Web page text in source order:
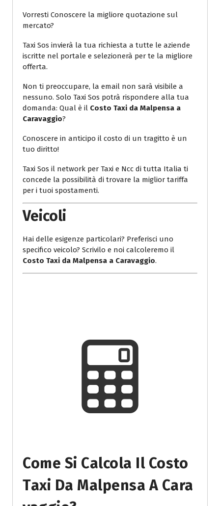
Vorresti Conoscere la migliore quotazione sul
mercato?
Taxi Sos invierà la tua richiesta a tutte le aziende
iscritte nel portale e selezionerà per te la migliore
offerta.
Non ti preoccupare, la email non sarà visibile a
nessuno. Solo Taxi Sos potrà rispondere alla tua
domanda: Qual è il Costo Taxi da Malpensa a
Caravaggio?
Conoscere in anticipo il costo di un tragitto è un
tuo diritto!
Taxi Sos il network per Taxi e Ncc di tutta Italia ti
concede la possibilità di trovare la miglior tariffa
per i tuoi spostamenti.
Veicoli
Hai delle esigenze particolari? Preferisci uno
specifico veicolo? Scrivilo e noi calcoleremo il
Costo Taxi da Malpensa a Caravaggio.
Come Si Calcola Il Costo
Taxi Da Malpensa A Cara